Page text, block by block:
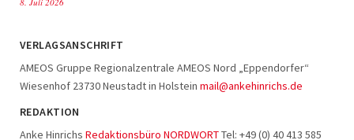
VERLAGSANSCHRIFT
AMEOS Gruppe Regionalzentrale AMEOS Nord „Eppendorfer“
Wiesenhof 23730 Neustadt in Holstein mail@ankehinrichs.de
REDAKTION
Anke Hinrichs Redaktionsbüro NORDWORTTel: +49 (0) 40 413 585